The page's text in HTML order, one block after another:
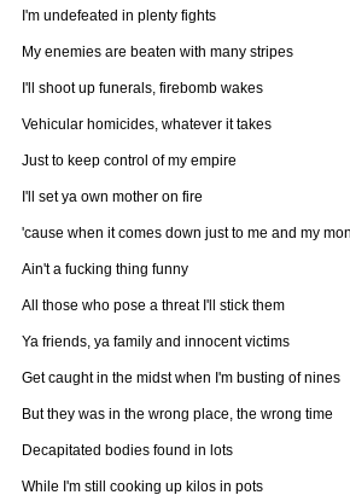
I'm undefeated in plenty fights
My enemies are beaten with many stripes
I'll shoot up funerals, firebomb wakes
Vehicular homicides, whatever it takes
Just to keep control of my empire
I'll set ya own mother on fire
'cause when it comes down just to me and my
Ain't a fucking thing funny
All those who pose a threat I'll stick them
Ya friends, ya family and innocent victims
Get caught in the midst when I'm busting of nines
But they was in the wrong place, the wrong time
Decapitated bodies found in lots
While I'm still cooking up kilos in pots